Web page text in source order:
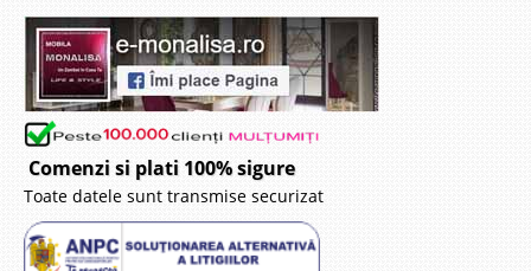
Comenzi si plati 100% sigure
Toate datele sunt transmise securizat